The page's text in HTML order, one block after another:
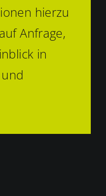
hierzu
Anfrage,
in